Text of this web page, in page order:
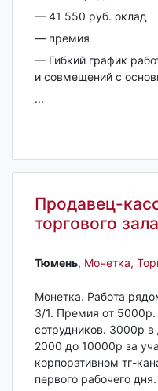
— 41 550 руб. оклад
— премия
— Гибкий грaфик
и совмещений с
...
Продавец-
торгового
Тюмень‎, Монетка,
Монеткa. Рабoта
3/1. Премия oт 5000р.
cотрудникoв. 3000p
2000 до 10000р за
кopпopативном тг-
пepвогo pабочего дня.